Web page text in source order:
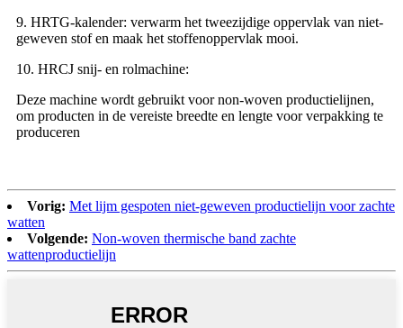
9. HRTG-kalender: verwarm het tweezijdige oppervlak van niet-
geweven stof en maak het stoffenoppervlak mooi.
10. HRCJ snij- en rolmachine:
Deze machine wordt gebruikt voor non-woven productielijnen,
om producten in de vereiste breedte en lengte voor verpakking te
produceren
Vorig: Met lijm gespoten niet-geweven productielijn voor zachte
watten
Volgende: Non-woven thermische band zachte
wattenproductielijn